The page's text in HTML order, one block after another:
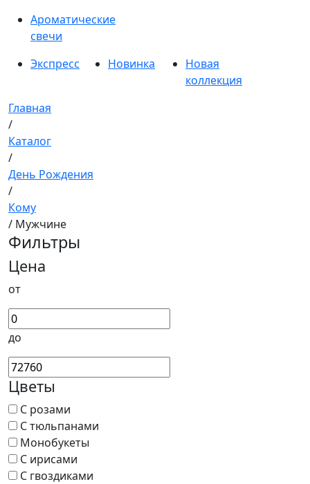
Ароматические
свечи
Экспресс
Новинка
Новая
коллекция
Главная
/
Каталог
/
День Рождения
/
Кому
/ Мужчине
Фильтры
Цена
от
до
Цветы
С розами
С тюльпанами
Монобукеты
С ирисами
С гвоздиками